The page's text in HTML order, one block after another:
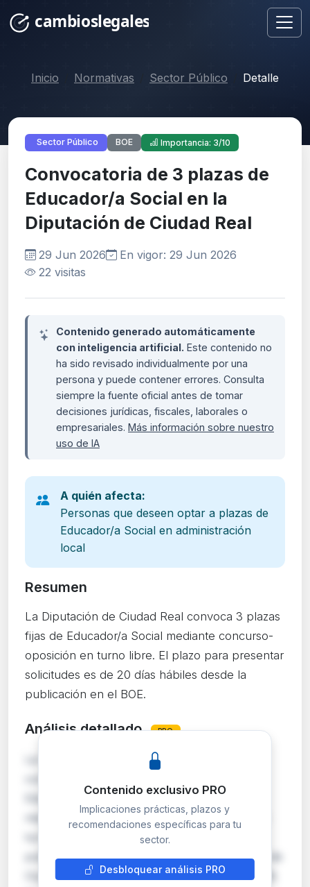
Inicio Normativas Sector Público Detalle
Sector Público BOE Importancia: 3/10
Convocatoria de 3 plazas de
Educador/a Social en la
Diputación de Ciudad Real
29 Jun 2026
En vigor: 29 Jun 2026
22 visitas
Contenido generado automáticamente
con inteligencia artificial. Este contenido no
ha sido revisado individualmente por una
persona y puede contener errores. Consulta
siempre la fuente oficial antes de tomar
decisiones jurídicas, fiscales, laborales o
empresariales. Más información sobre nuestro
uso de IA
A quién afecta:
Personas que deseen optar a plazas de
Educador/a Social en administración
local
Resumen
La Diputación de Ciudad Real convoca 3 plazas
fijas de Educador/a Social mediante concurso-
oposición en turno libre. El plazo para presentar
solicitudes es de 20 días hábiles desde la
publicación en el BOE.
Análisis detallado PRO
La Diputación Provincial de Ciudad Real abre
Educador/a Social como personal laboral fijo
mediante el sistema de concurso-oposición en
turno libre. Las bases reguladoras fueron
publicadas en el Boletín Oficial de la Provincia de
Ciudad Real número 115, de 19 de junio de 2026.
Contenido exclusivo PRO
Implicaciones prácticas, plazos y
recomendaciones específicas para tu
sector.
Desbloquear análisis PRO